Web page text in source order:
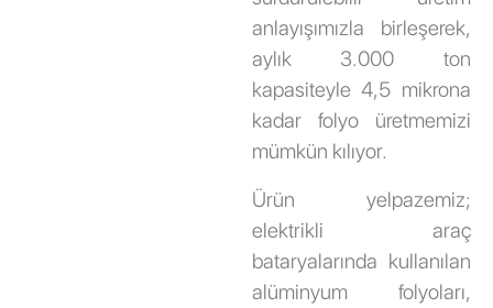
anlayışımızla birleşerek,
aylık 3.000 ton
kapasiteyle 4,5 mikrona
kadar folyo üretmemizi
mümkün kılıyor.
Ürün yelpazemiz;
elektrikli araç
bataryalarında kullanılan
alüminyum folyoları,